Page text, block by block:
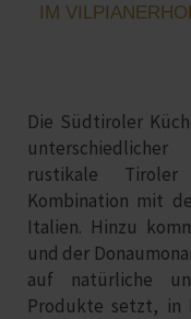
IM
Die Südtiroler
rustikale
Kombination mit
Italien. Hinzu
und der
auf natürliche
Produkte setzt, in